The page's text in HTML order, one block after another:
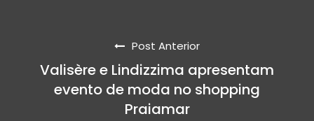
Post Anterior
Valisère e Lindizzima apresentam
evento de moda no shopping
Praiamar